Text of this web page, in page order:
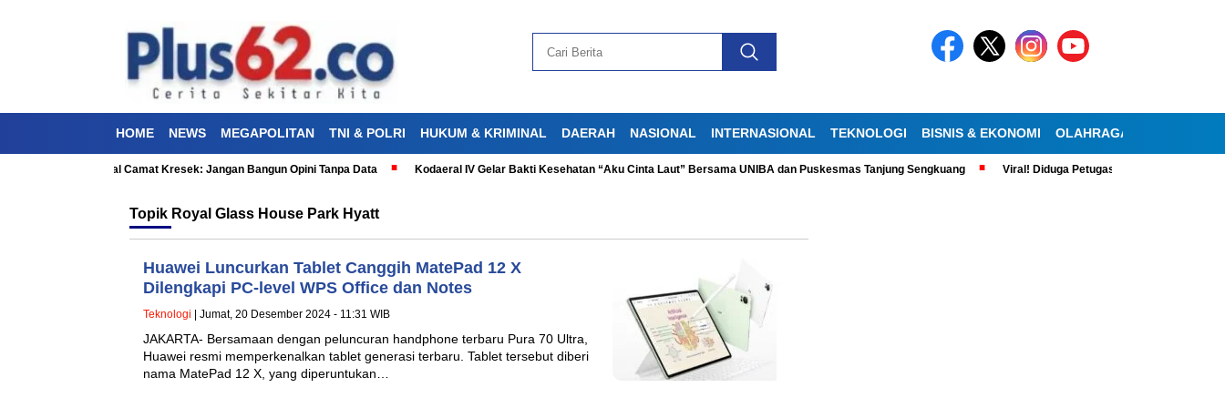
HOME NEWS MEGAPOLITAN TNI & POLRI HUKUM & KRIMINAL DAERAH NASIONAL INTERNASIONAL TEKNOLOGI BISNIS & EKONOMI OLAHRAGA
Bimo soal Camat Kresek: Jangan Bangun Opini Tanpa Data Kodaeral IV Gelar Bakti Kesehatan “Aku Cinta Laut” Bersama UNIBA dan Puskesmas Tanjung Sengkuang Viral! Diduga Petugas SDA Santai saat Jam
Topik Royal Glass House Park Hyatt
Huawei Luncurkan Tablet Canggih MatePad 12 X
Dilengkapi PC-level WPS Office dan Notes
Teknologi | Jumat, 20 Desember 2024 - 11:31 WIB
JAKARTA- Bersamaan dengan peluncuran handphone terbaru Pura 70 Ultra,
Huawei resmi memperkenalkan tablet generasi terbaru. Tablet tersebut diberi
nama MatePad 12 X, yang diperuntukan…